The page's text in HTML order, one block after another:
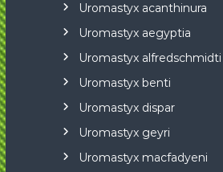
Uromastyx acanthinura
Uromastyx aegyptia
Uromastyx alfredschmidti
Uromastyx benti
Uromastyx dispar
Uromastyx geyri
Uromastyx macfadyeni